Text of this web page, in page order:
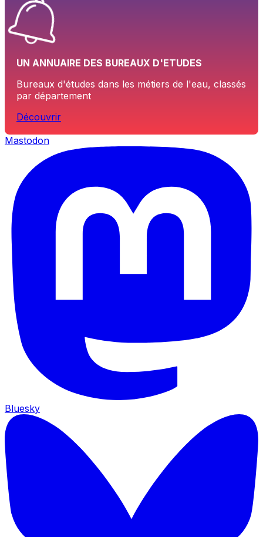
UN ANNUAIRE DES BUREAUX D'ETUDES
Bureaux d'études dans les métiers de l'eau, classés
par département
Découvrir
Mastodon
Bluesky